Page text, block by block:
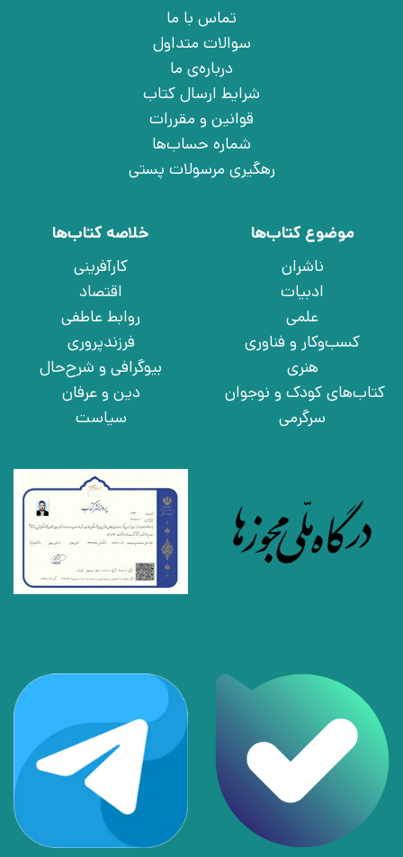
تماس با ما
سوالات متداول
درباره‌ی ما
شرایط ارسال کتاب
قوانین و مقررات
شماره حساب‌ها
رهگیری مرسولات پستی
موضوع کتاب‌ها
ناشران
ادبیات
علمی
کسب‌وکار و فناوری
هنری
کتاب‌های کودک و نوجوان
سرگرمی
خلاصه کتاب‌ها
کارآفرینی
اقتصاد
روابط عاطفی
فرزندپروری
بیوگرافی و شرح‌حال
دین و عرفان
سیاست